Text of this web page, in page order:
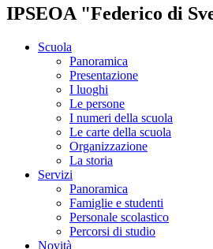
IPSEOA "Federico di
Scuola
Panoramica
Presentazione
I luoghi
Le persone
I numeri della scuola
Le carte della scuola
Organizzazione
La storia
Servizi
Panoramica
Famiglie e studenti
Personale scolastico
Percorsi di studio
Novità